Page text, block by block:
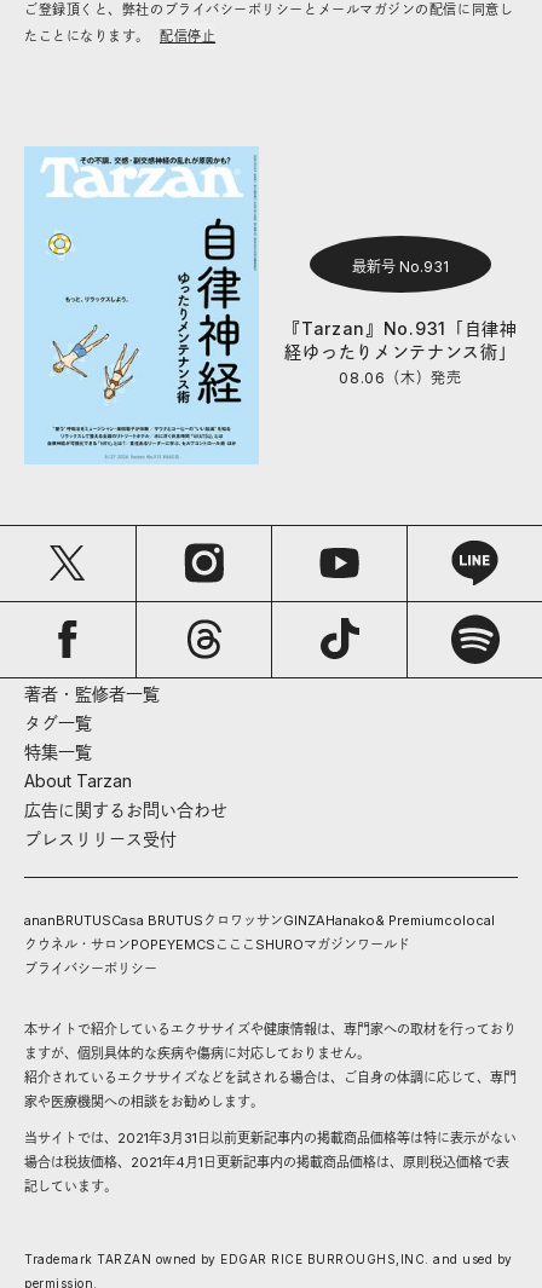
ご登録頂くと、弊社のプライバシーポリシーとメールマガジンの配信に同意し
たことになります。
配信停止
最新号 No.931
『Tarzan』No.931「自律神
経ゆったりメンテナンス術」
08.06（木）発売
著者・監修者一覧
タグ一覧
特集一覧
About Tarzan
広告に関するお問い合わせ
プレスリリース受付
ananBRUTUSCasa BRUTUS クロワッサンGINZAHanako& Premiumcolocal
クウネル・サロンPOPEYEMCS こここ SHUROマガジンワールド
プライバシーポリシー
本サイトで紹介しているエクササイズや健康情報は、専門家への取材を行っており
ますが、個別具体的な疾病や傷病に対応しておりません。
紹介されているエクササイズなどを試される場合は、ご自身の体調に応じて、専門
家や医療機関への相談をお勧めします。
当サイトでは、2021年3月31日以前更新記事内の掲載商品価格等は特に表示がない
場合は税抜価格、2021年4月1日更新記事内の掲載商品価格は、原則税込価格で表
記しています。
Trademark TARZAN owned by EDGAR RICE BURROUGHS,INC. and used by
permission.